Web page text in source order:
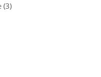
(3)